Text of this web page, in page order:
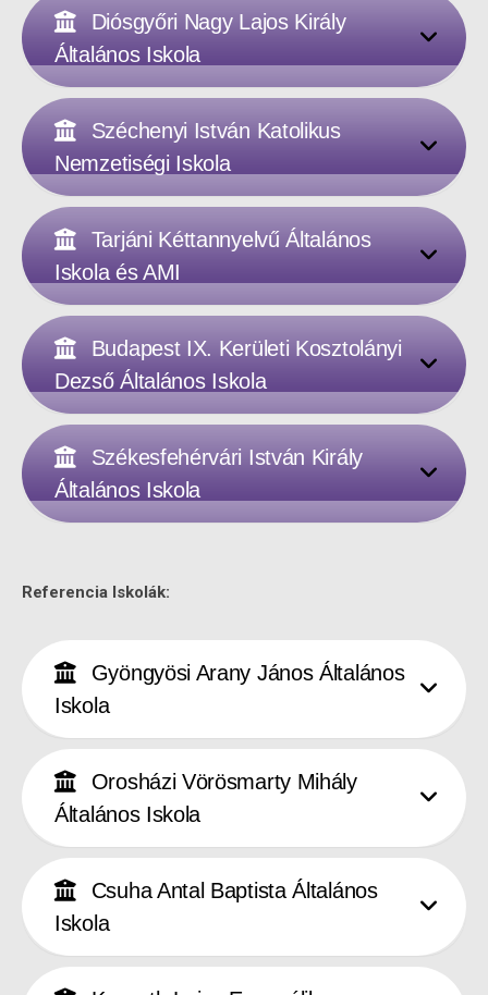
Diósgyőri Nagy Lajos Király
Általános Iskola
Széchenyi István Katolikus
Nemzetiségi Iskola
Tarjáni Kéttannyelvű Általános
Iskola és AMI
Budapest IX. Kerületi Kosztolányi
Dezső Általános Iskola
Székesfehérvári István Király
Általános Iskola
Referencia Iskolák:
Gyöngyösi Arany János Általános
Iskola
Orosházi Vörösmarty Mihály
Általános Iskola
Csuha Antal Baptista Általános
Iskola